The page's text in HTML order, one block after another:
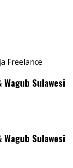
Freelance
Sulawesi
Sulawesi